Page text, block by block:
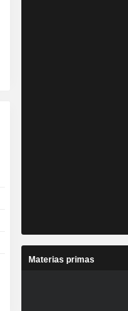
Materias primas